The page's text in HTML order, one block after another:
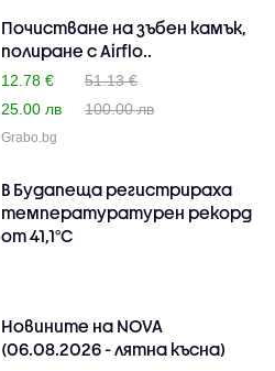
Почистване на зъбен камък,
полиране с Airflo..
12.78 €
51.13 €
25.00 лв
100.00 лв
Grabo.bg
В Будапеща регистрираха
температуратурен рекорд
от 41,1°C
Новините на NOVA
(06.08.2026 - лятна късна)